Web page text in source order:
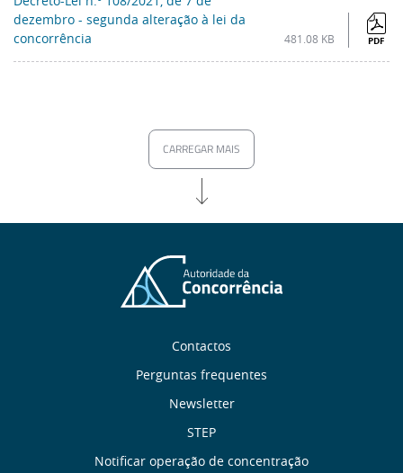
dezembro - segunda alteração à lei da
concorrência
481.08 KB PDF
CARREGAR MAIS
Contactos
Perguntas frequentes
Newsletter
STEP
Notificar operação de concentração